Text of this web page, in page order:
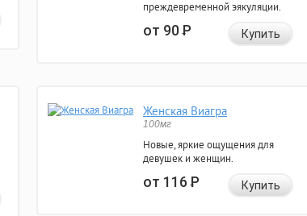
преждевременной эякуляции.
от 90Р Купить
Женская Виагра
100мг
Новые, яркие ощущения для
девушек и женщин.
от 116Р Купить